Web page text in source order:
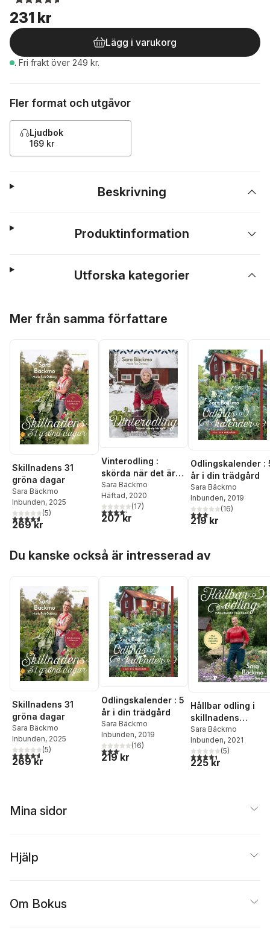
231 kr
Lägg i varukorg
. Fri frakt över 249 kr.
Fler format och utgåvor
Ljudbok
169 kr
Beskrivning
Produktinformation
Utforska kategorier
Mer från samma författare
Skillnadens 31
gröna dagar
Sara Bäckmo
Inbunden, 2025
4,6utav 5 stjärnor. Totalt antal röster:
(5)
269 kr
Vinterodling :
skörda när det är
kallt
Sara Bäckmo
Häftad, 2020
4,2utav 5 stjärnor. Totalt antal röster:
(17)
207 kr
Odlingskalender :
år i din trädgård
Sara Bäckmo
Inbunden, 2019
3,1utav 5 stjärnor.
(16)
219 kr
Du kanske också är intresserad av
Skillnadens 31
gröna dagar
Sara Bäckmo
Inbunden, 2025
4,6utav 5 stjärnor. Totalt antal röster:
(5)
269 kr
Odlingskalender : 5
år i din trädgård
Sara Bäckmo
Inbunden, 2019
3,1utav 5 stjärnor. Totalt antal röster:
(16)
219 kr
Hållbar odling i
skillnadens
trädgård
Sara Bäckmo
Inbunden, 2021
4,4utav 5 stjärnor.
(5)
225 kr
Mina sidor
Hjälp
Om Bokus